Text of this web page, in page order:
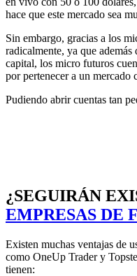
hace que este mercado sea
Sin embargo, gracias a los
radicalmente, ya que
capital, los micro futuros
por pertenecer a un mercado
Pudiendo abrir cuentas tan
¿SEGUIRÁN
EMPRESAS DE
Existen muchas ventajas de
como OneUp Trader y
tienen: